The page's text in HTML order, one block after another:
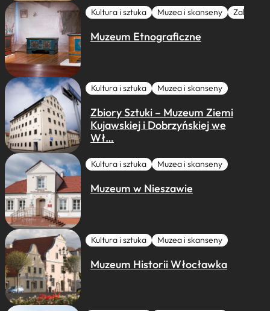
Kultura i sztuka Muzea i skanseny Zabytki I
Muzeum Etnograficzne
Kultura i sztuka Muzea i skanseny
Zbiory Sztuki – Muzeum Ziemi
Kujawskiej i Dobrzyńskiej we
Wł…
Kultura i sztuka Muzea i skanseny
Muzeum w Nieszawie
Kultura i sztuka Muzea i skanseny
Muzeum Historii Włocławka